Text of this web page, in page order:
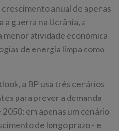
anual de apenas
a guerra na Ucrânia, a
menor atividade econômica
de energia limpa como
a BP usa três cenários
para prever a demanda
em apenas um cenário
de longo prazo - e